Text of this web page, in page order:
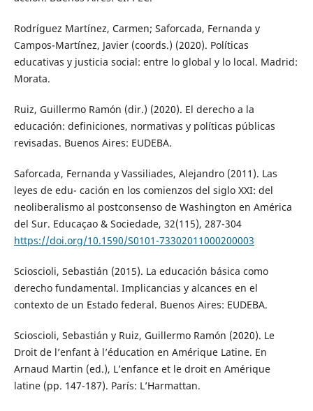
Rodríguez Martínez, Carmen; Saforcada, Fernanda y
Campos-Martínez, Javier (coords.) (2020). Políticas
educativas y justicia social: entre lo global y lo local. Madrid:
Morata.
Ruiz, Guillermo Ramón (dir.) (2020). El derecho a la
educación: definiciones, normativas y políticas públicas
revisadas. Buenos Aires: EUDEBA.
Saforcada, Fernanda y Vassiliades, Alejandro (2011). Las
leyes de edu- cación en los comienzos del siglo XXI: del
neoliberalismo al postconsenso de Washington en América
del Sur. Educaçao & Sociedade, 32(115), 287-304
https://doi.org/10.1590/S0101-73302011000200003
Scioscioli, Sebastián (2015). La educación básica como
derecho fundamental. Implicancias y alcances en el
contexto de un Estado federal. Buenos Aires: EUDEBA.
Scioscioli, Sebastián y Ruiz, Guillermo Ramón (2020). Le
Droit de l’enfant à l’éducation en Amérique Latine. En
Arnaud Martin (ed.), L’enfance et le droit en Amérique
latine (pp. 147-187). París: L’Harmattan.